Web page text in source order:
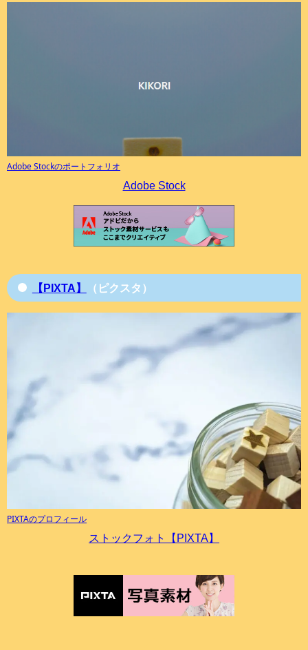
Adobe Stockのポートフォリオ
Adobe Stock
【PIXTA】 （ピクスタ）
PIXTAのプロフィール
ストックフォト【PIXTA】